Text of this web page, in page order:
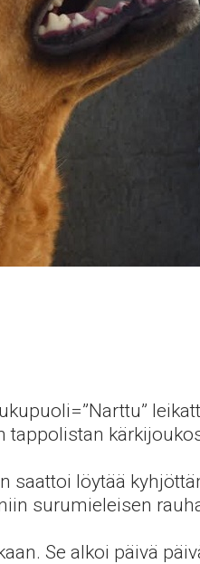
tappolistan
saattoi löytää
surumieleisen
Se alkoi päivä